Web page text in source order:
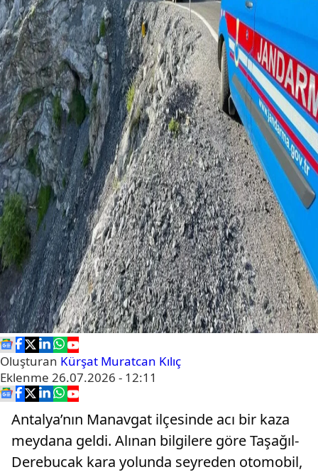
Oluşturan Kürşat Muratcan Kılıç
Eklenme 26.07.2026 - 12:11
Antalya’nın Manavgat ilçesinde acı bir kaza
meydana geldi. Alınan bilgilere göre Taşağıl-
Derebucak kara yolunda seyreden otomobil,